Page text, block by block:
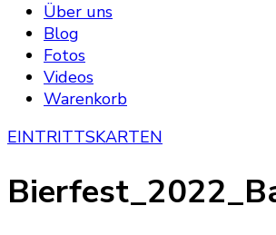
Über uns
Blog
Fotos
Videos
Warenkorb
EINTRITTSKARTEN